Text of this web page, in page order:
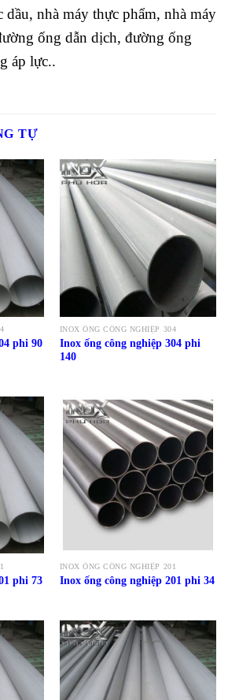
dầu, nhà máy thực phẩm, nhà máy
ống dẫn dịch, đường ống
áp lực..
TỰ
phi 90
INOX ỐNG CÔNG NGHIỆP 304
Inox ống công nghiệp 304 phi
140
phi 73
INOX ỐNG CÔNG NGHIỆP 201
Inox ống công nghiệp 201 phi 34